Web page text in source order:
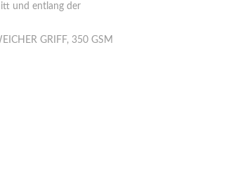
und entlang der
GRIFF, 350 GSM